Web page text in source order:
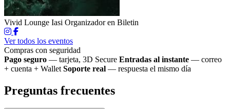
Vivid Lounge Iasi Organizador en Biletin
Ver todos los eventos
Compras con seguridad
Pago seguro — tarjeta, 3D Secure Entradas al instante — correo
+ cuenta + Wallet Soporte real — respuesta el mismo día
Preguntas frecuentes